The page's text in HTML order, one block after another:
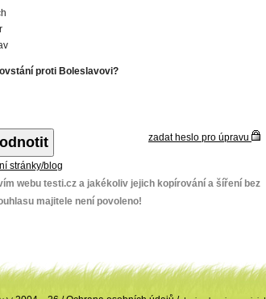
proti Boleslavovi?
zadat heslo pro úpravu
stránky/blog
webu testi.cz a jakékoliv jejich kopírování a šíření bez
majitele není povoleno!